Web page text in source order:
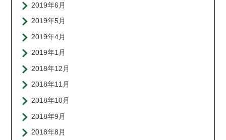
2019年6月
2019年5月
2019年4月
2019年1月
2018年12月
2018年11月
2018年10月
2018年9月
2018年8月